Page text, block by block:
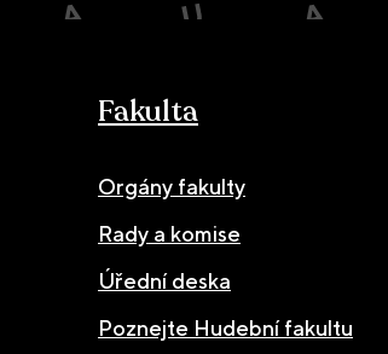
Fakulta
Orgány fakulty
Rady a komise
Úřední deska
Poznejte Hudební fakultu